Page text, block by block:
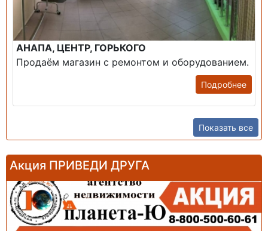
АНАПА, ЦЕНТР, ГОРЬКОГО
Продаём магазин с ремонтом и оборудованием.
Подробнее
Показать все
Акция ПРИВЕДИ ДРУГА